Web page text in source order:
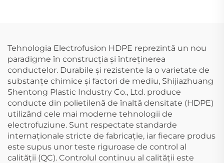
Tehnologia Electrofusion HDPE reprezintă un nou
paradigme în construcția și întreținerea
conductelor. Durabile și rezistente la o varietate de
substanțe chimice și factori de mediu, Shijiazhuang
Shentong Plastic Industry Co., Ltd. produce
conducte din polietilenă de înaltă densitate (HDPE)
utilizând cele mai moderne tehnologii de
electrofuziune. Sunt respectate standarde
internaționale stricte de fabricație, iar fiecare produs
este supus unor teste riguroase de control al
calității (QC). Controlul continuu al calității este